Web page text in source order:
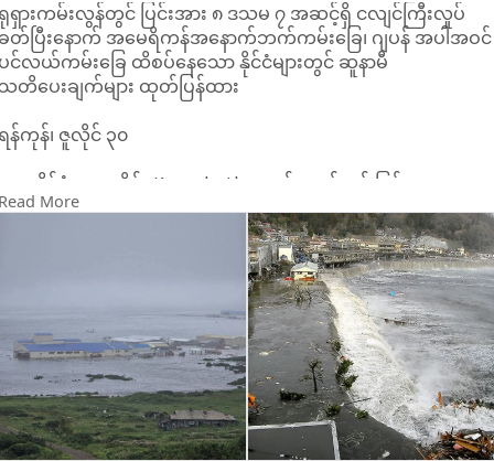
ရှားကမ်းလွန်တွင် ပြင်းအား ၈ ဒသမ ၇ အဆင့်ရှိ ငလျင်ကြီးလှုပ်
တ်ပြီးနောက် အမေရိကန်အနောက်ဘက်ကမ်းခြေ၊ ဂျပန် အပါအဝင်
င်လယ်ကမ်းခြေ ထိစပ်နေသော နိုင်ငံများတွင် ဆူနာမီ
တိပေးချက်များ ထုတ်ပြန်ထား
န်ကုန်၊ ဇူလိုင် ၃၀
ရှားနိုင်ငံ အရှေ့ပိုင်း Kamchatka ကျွန်းဆွယ်တွင် ပြင်းအား ၈
သမ ၇ အဆင့်ရှိ ငလျင်လှုပ်ခတ်ပြီးနောက် ပင်လယ်ကမ်းခြေ ထိစပ်
ေသော နိုင်ငံများတွင် နဆူနာမီသတိပေးချက်များ အသီးသီးထုတ်
နေ့ ဇူလိုင်လ ၃၀ ရက်နေ့ နံနက် ဒေသစံတော်ချိန် ၈ နာရီ ၂၅ မိနစ်
ချိန် ရုရှားနိုင်ငံ အရှေ့ဘက်စွန်း ကမ်းရိုးတန်းမြို့
Kamchatsky အရှေ့ဘက် ၁၃၆ ကီလိုမီတာ (၈၄
င်) အကွာတွင် ပြင်းအား ၈ ဒသမ ၇ အဆင့်ရှိ ငလျင်ကြီး လှုပ်ခတ်ခဲ့
ြောင်း အမေရိကန် ဘူမိဗေဒ တိုင်းတာရေး (USGS) က သတင်း
တ်ပြန်သည်။
More